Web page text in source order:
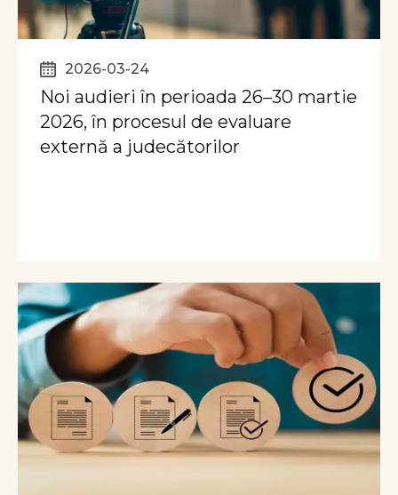
2026-03-24
Noi audieri în perioada 26–30 martie
2026, în procesul de evaluare
externă a judecătorilor